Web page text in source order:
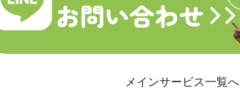
メインサービス一覧へ